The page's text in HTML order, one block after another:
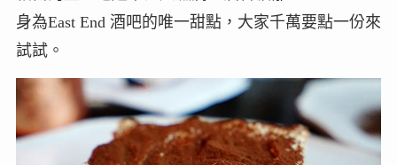
身為East End 酒吧的唯一甜點，大家千萬要點一份來
試試。